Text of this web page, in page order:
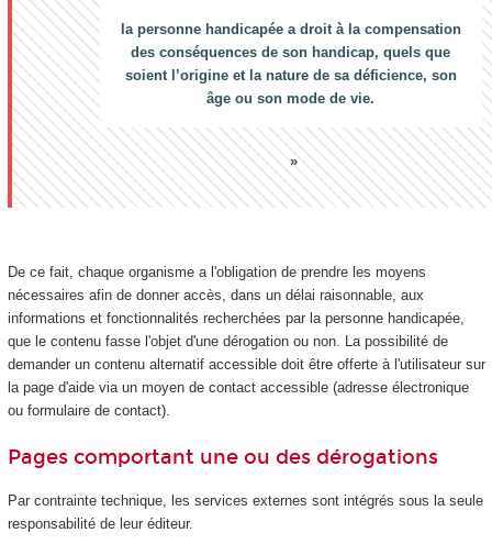
la personne handicapée a droit à la compensation
des conséquences de son handicap, quels que
soient l’origine et la nature de sa déficience, son
âge ou son mode de vie.
De ce fait, chaque organisme a l'obligation de prendre les moyens
nécessaires afin de donner accès, dans un délai raisonnable, aux
informations et fonctionnalités recherchées par la personne handicapée,
que le contenu fasse l'objet d'une dérogation ou non. La possibilité de
demander un contenu alternatif accessible doit être offerte à l'utilisateur sur
la page d'aide via un moyen de contact accessible (adresse électronique
ou formulaire de contact).
Pages comportant une ou des dérogations
Par contrainte technique, les services externes sont intégrés sous la seule
responsabilité de leur éditeur.